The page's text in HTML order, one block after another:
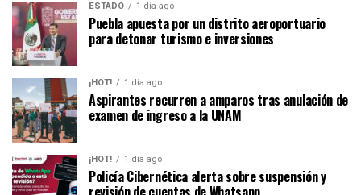
ESTADO 1 día ago
Puebla apuesta por un distrito aeroportuario
para detonar turismo e inversiones
¡HOT! 1 día ago
Aspirantes recurren a amparos tras anulación de
examen de ingreso a la UNAM
¡HOT! 1 día ago
Policía Cibernética alerta sobre suspensión y